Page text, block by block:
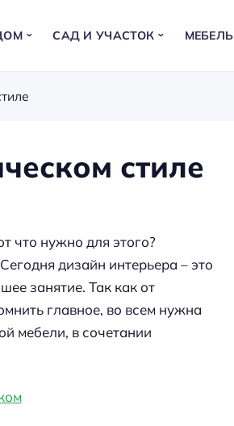
САД И УЧАСТОК МЕБЕЛЬ
стиле
что нужно для этого?
дизайн интерьера – это
занятие. Так как от
главное, во всем нужна
мебели, в сочетании